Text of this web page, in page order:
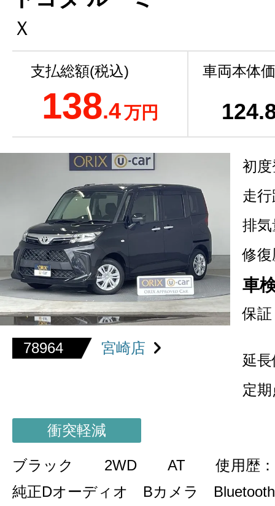
Ｘ
支払総額(税込)
138.4万円
車両本体
124
78964 宮崎店
初
走
排気
修復
車
保証
延
定
衝突軽減
ブラック 2WD AT
使用歴
純正Dオーディオ Bカメラ Bluetooth